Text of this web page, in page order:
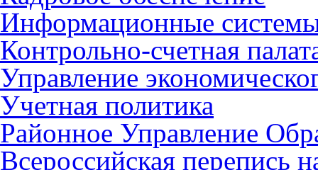
Информационные
Контрольно-счетная
Управление
Учетная политика
Районное Управление
Всероссийская перепись